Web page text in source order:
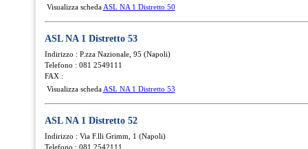
Visualizza scheda ASL NA 1 Distretto 50
ASL NA 1 Distretto 53
Indirizzo : P.zza Nazionale, 95 (Napoli)
Telefono : 081 2549111
FAX :
Visualizza scheda ASL NA 1 Distretto 53
ASL NA 1 Distretto 52
Indirizzo : Via F.lli Grimm, 1 (Napoli)
Telefono : 081 2542111